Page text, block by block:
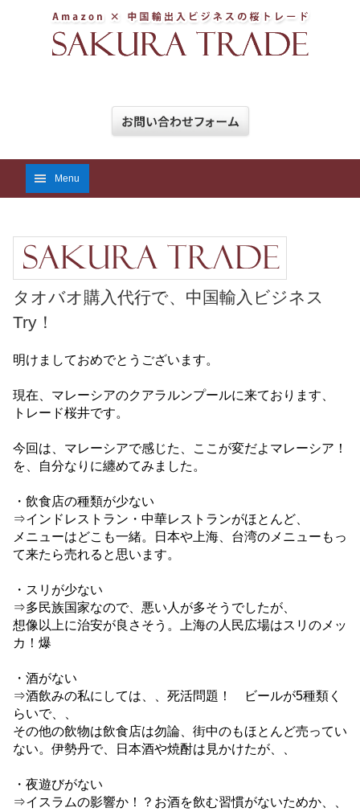
Menu
タオバオ購入代行で、中国輸入ビジネス
Try！
明けましておめでとうございます。
現在、マレーシアのクアラルンプールに来ております、
トレード桜井です。
今回は、マレーシアで感じた、ここが変だよマレーシア！
を、自分なりに纏めてみました。
・飲食店の種類が少ない
⇒インドレストラン・中華レストランがほとんど、
メニューはどこも一緒。日本や上海、台湾のメニューもっ
て来たら売れると思います。
・スリが少ない
⇒多民族国家なので、悪い人が多そうでしたが、
想像以上に治安が良さそう。上海の人民広場はスリのメッ
カ！爆
・酒がない
⇒酒飲みの私にしては、、死活問題！ ビールが5種類く
らいで、、
その他の飲物は飲食店は勿論、街中のもほとんど売ってい
ない。伊勢丹で、日本酒や焼酎は見かけたが、、
・夜遊びがない
⇒イスラムの影響か！？お酒を飲む習慣がないためか、、